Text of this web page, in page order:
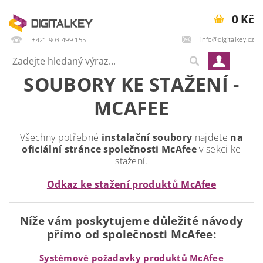
+421 903 499 155 info@digitalkey.cz
0 Kč
SOUBORY KE STAŽENÍ -
MCAFEE
Všechny potřebné instalační soubory najdete na
oficiální stránce společnosti McAfeev sekci ke
stažení.
Odkaz ke stažení produktů McAfee
Níže vám poskytujeme důležité návody
přímo od společnosti McAfee:
Systémové požadavky produktů McAfee